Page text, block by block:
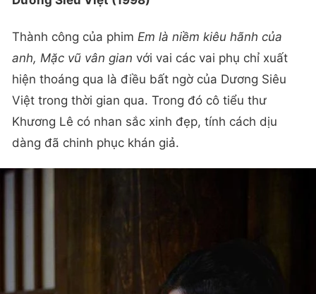
Thành công của phim Em là niềm kiêu hãnh của
anh, Mặc vũ vân gian với vai các vai phụ chỉ xuất
hiện thoáng qua là điều bất ngờ của Dương Siêu
Việt trong thời gian qua. Trong đó cô tiểu thư
Khương Lê có nhan sắc xinh đẹp, tính cách dịu
dàng đã chinh phục khán giả.